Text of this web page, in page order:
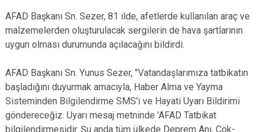
AFAD Başkanı Sn. Sezer, 81 ilde, afetlerde kullanılan araç ve
malzemelerden oluşturulacak sergilerin de hava şartlarının
uygun olması durumunda açılacağını bildirdi.
AFAD Başkanı Sn. Yunus Sezer, "Vatandaşlarımıza tatbikatın
başladığını duyurmak amacıyla, Haber Alma ve Yayma
Sisteminden Bilgilendirme SMS'i ve Hayati Uyarı Bildirimi
göndereceğiz. Uyarı mesaj metninde 'AFAD Tatbikat
bilgilendirmesidir. Şu anda tüm ülkede Deprem Anı, Çök-